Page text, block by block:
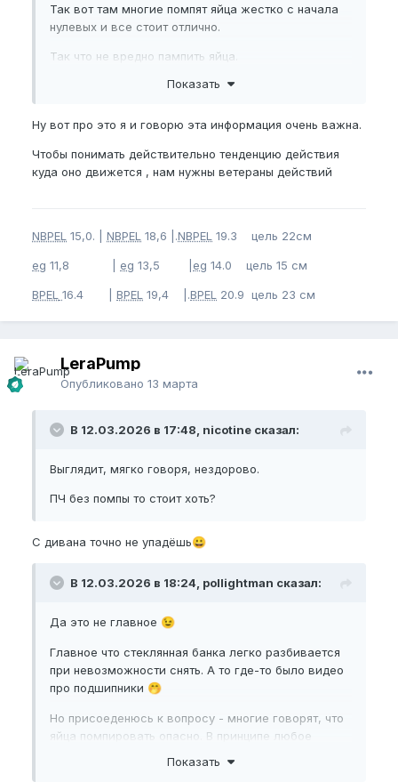
Так вот там многие помпят яйца жестко с начала
нулевых и все стоит отлично.
Так что не вредно пампить яйца.
Показать
Ну вот про это я и говорю эта информация очень важна.
Чтобы понимать действительно тенденцию действия
куда оно движется , нам нужны ветераны действий
NBPEL 15,0. | NBPEL 18,6 |.NBPEL 19.3 цель 22см
eg 11,8 | eg 13,5 | eg 14.0 цель 15 см
BPEL 16.4 | BPEL 19,4 |.BPEL 20.9 цель 23 см
LeraPump
Опубликовано 13 марта
В 12.03.2026 в 17:48, nicotine сказал:
Выглядит, мягко говоря, нездорово.
ПЧ без помпы то стоит хоть?
С дивана точно не упадёшь😀
В 12.03.2026 в 18:24, pollightman сказал:
Да это не главное 😉
Главное что стеклянная банка легко разбивается
при невозможности снять. А то где-то было видео
про подшипники 🤭
Но присоеденюсь к вопросу - многие говорят, что
яйца помпировать опасно. В принципе любое
Показать